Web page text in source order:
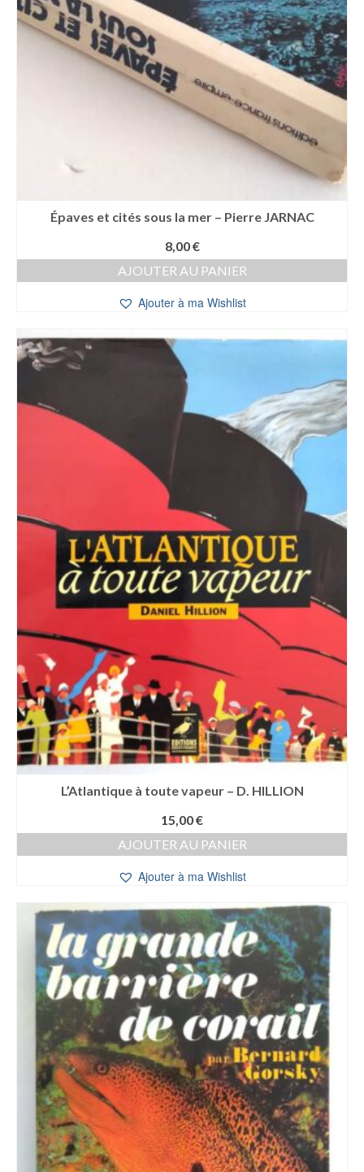
Épaves et cités sous la mer – Pierre JARNAC
8,00€
AJOUTER AU PANIER
Ajouter à ma Wishlist
L’Atlantique à toute vapeur – D. HILLION
15,00€
AJOUTER AU PANIER
Ajouter à ma Wishlist